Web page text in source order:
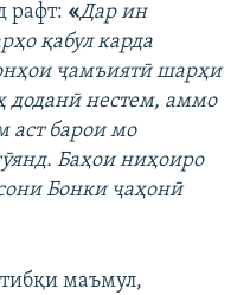
рафт: «Дар ин
қабул карда
ҷамъиятӣ шарҳи
доданӣ нестем, аммо
аст барои мо
Баҳои ниҳоиро
Бонки ҷаҳонӣ
маъмул,